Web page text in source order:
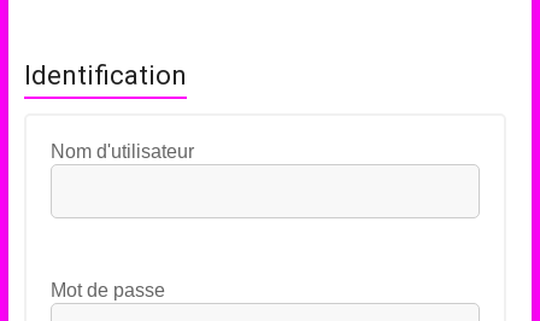
Identification
Nom d'utilisateur
Mot de passe